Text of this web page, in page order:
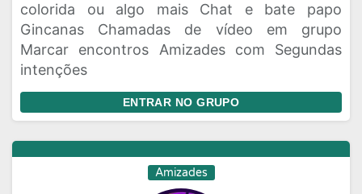
colorida ou algo mais Chat e bate papo
Gincanas Chamadas de vídeo em grupo
Marcar encontros Amizades com Segundas
intenções
ENTRAR NO GRUPO
Amizades